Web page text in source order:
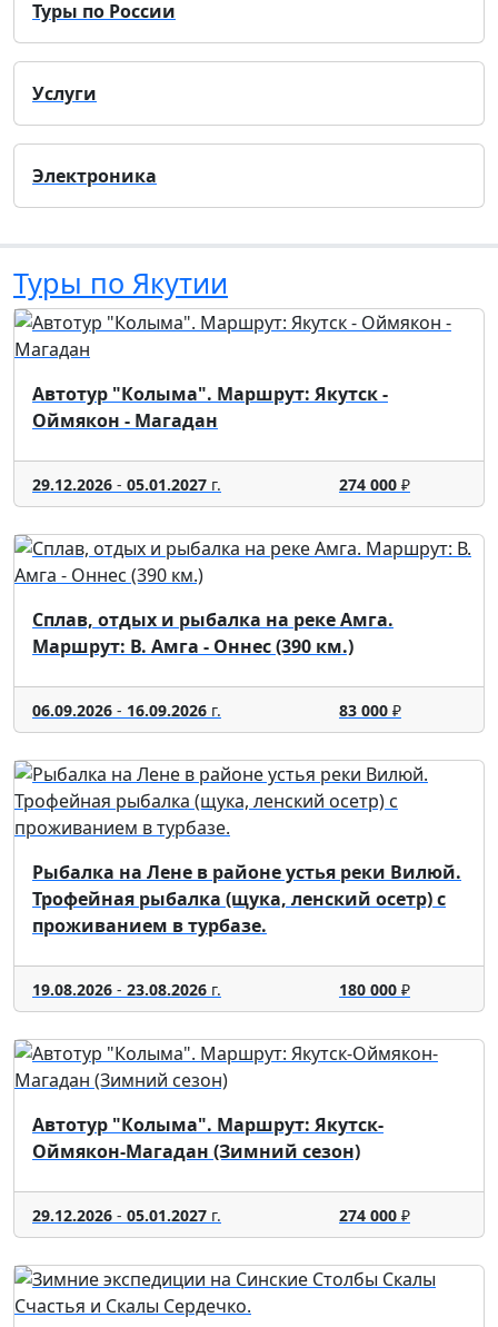
Туры по России
Услуги
Электроника
Туры по Якутии
Автотур "Колыма". Маршрут: Якутск -
Оймякон - Магадан
29.12.2026 - 05.01.2027 г. 274 000₽
Сплав, отдых и рыбалка на реке Амга.
Маршрут: В. Амга - Оннес (390 км.)
06.09.2026 - 16.09.2026 г. 83 000₽
Рыбалка на Лене в районе устья реки Вилюй.
Трофейная рыбалка (щука, ленский осетр) с
проживанием в турбазе.
19.08.2026 - 23.08.2026 г. 180 000₽
Автотур "Колыма". Маршрут: Якутск-
Оймякон-Магадан (Зимний сезон)
29.12.2026 - 05.01.2027 г. 274 000₽